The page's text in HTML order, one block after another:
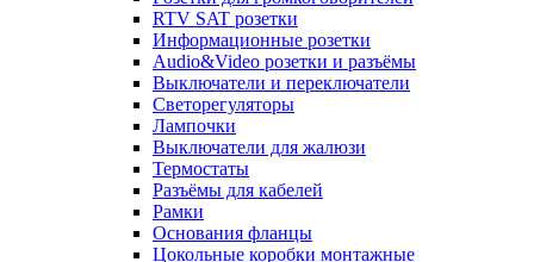
RTV SAT розетки
Информационные розетки
Audio&Video розетки и разъёмы
Выключатели и переключатели
Светорегуляторы
Лампочки
Выключатели для жалюзи
Термостаты
Разъёмы для кабелей
Рамки
Основания фланцы
Цокольные коробки монтажные